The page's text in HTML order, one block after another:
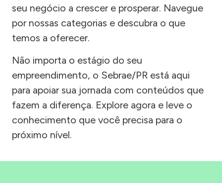
seu negócio a crescer e prosperar. Navegue
por nossas categorias e descubra o que
temos a oferecer.
Não importa o estágio do seu
empreendimento, o Sebrae/PR está aqui
para apoiar sua jornada com conteúdos que
fazem a diferença. Explore agora e leve o
conhecimento que você precisa para o
próximo nível.